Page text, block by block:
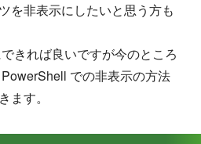
を非表示にしたいと思う方も
きれば良いですが今のところ
での非表示の方法
ます。